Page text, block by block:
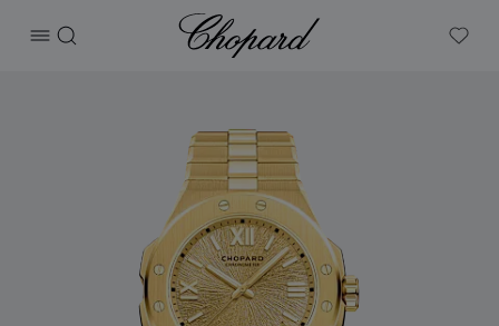
打开菜单
搜索
Chopard
My